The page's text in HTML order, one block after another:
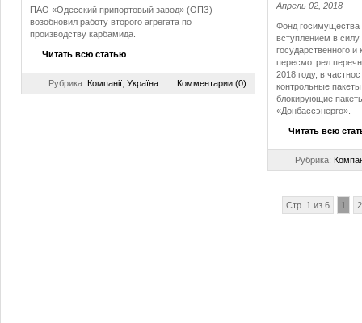
ПАО «Одесский припортовый завод» (ОПЗ)
возобновил работу второго агрегата по
производству карбамида.
Читать всю статью
Рубрика: Компанії Україна Комментарии (0)
Апрель 02, 2018
Фонд
вступлением в силу
государственного
пересмотрел
2018 году, в
контрольные
блокирующие
«Донбассэнерго».
Читать всю
Рубрика:
Стр. 1 из 6 1 2